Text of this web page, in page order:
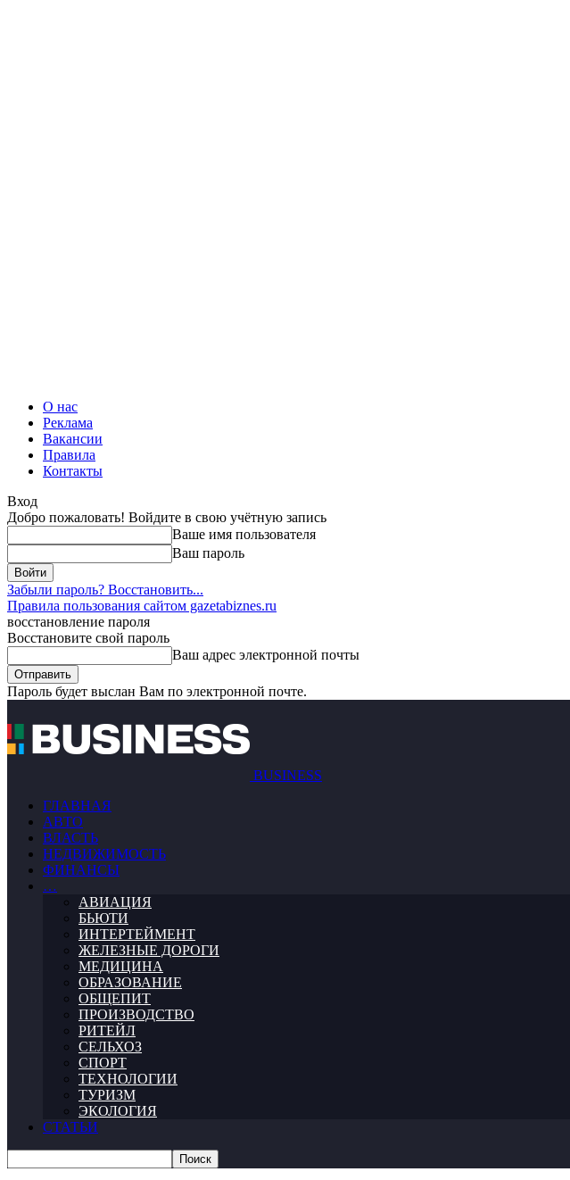
О нас
Реклама
Вакансии
Правила
Контакты
Вход
Добро пожаловать! Войдите в свою учётную запись
Ваше имя пользователя
Ваш пароль
Забыли пароль? Восстановить...
Правила пользования сайтом gazetabiznes.ru
восстановление пароля
Восстановите свой пароль
Ваш адрес электронной почты
Пароль будет выслан Вам по электронной почте.
BUSINESS
ГЛАВНАЯ
АВТО
ВЛАСТЬ
НЕДВИЖИМОСТЬ
ФИНАНСЫ
…
АВИАЦИЯ
БЬЮТИ
ИНТЕРТЕЙМЕНТ
ЖЕЛЕЗНЫЕ ДОРОГИ
МЕДИЦИНА
ОБРАЗОВАНИЕ
ОБЩЕПИТ
ПРОИЗВОДСТВО
РИТЕЙЛ
СЕЛЬХОЗ
СПОРТ
ТЕХНОЛОГИИ
ТУРИЗМ
ЭКОЛОГИЯ
СТАТЬИ